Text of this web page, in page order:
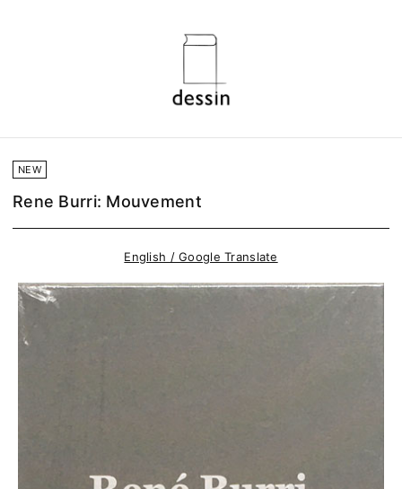
NEW
Rene Burri: Mouvement
English / Google Translate